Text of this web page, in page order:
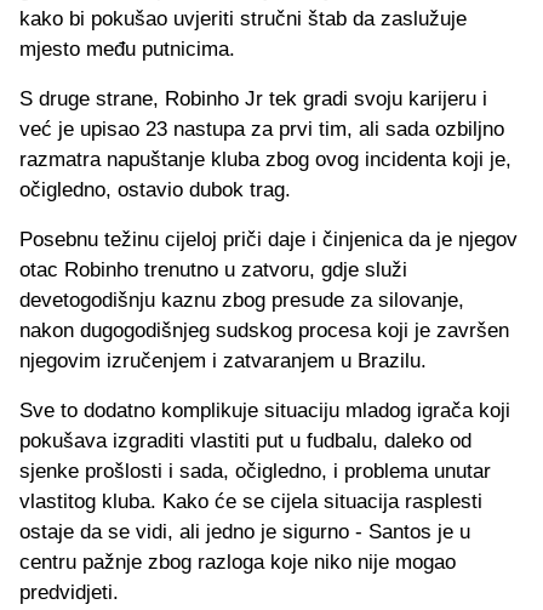
kako bi pokušao uvjeriti stručni štab da zaslužuje
mjesto među putnicima.
S druge strane, Robinho Jr tek gradi svoju karijeru i
već je upisao 23 nastupa za prvi tim, ali sada ozbiljno
razmatra napuštanje kluba zbog ovog incidenta koji je,
očigledno, ostavio dubok trag.
Posebnu težinu cijeloj priči daje i činjenica da je njegov
otac Robinho trenutno u zatvoru, gdje služi
devetogodišnju kaznu zbog presude za silovanje,
nakon dugogodišnjeg sudskog procesa koji je završen
njegovim izručenjem i zatvaranjem u Brazilu.
Sve to dodatno komplikuje situaciju mladog igrača koji
pokušava izgraditi vlastiti put u fudbalu, daleko od
sjenke prošlosti i sada, očigledno, i problema unutar
vlastitog kluba. Kako će se cijela situacija rasplesti
ostaje da se vidi, ali jedno je sigurno - Santos je u
centru pažnje zbog razloga koje niko nije mogao
predvidjeti.